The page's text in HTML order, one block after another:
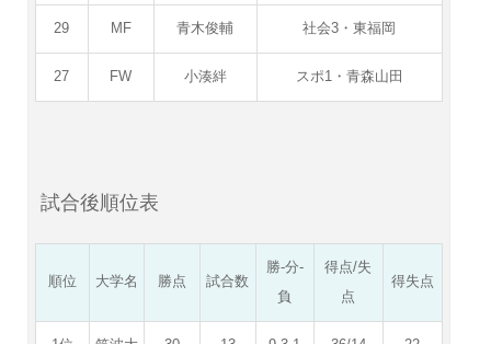
29 MF 青木俊輔 社会3・東福岡
27 FW 小湊絆 スポ1・青森山田
試合後順位表
順位 大学名 勝点 試合数
勝-分-
負
得点/失
点
得失点